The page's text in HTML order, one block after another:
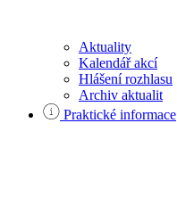
Aktuality
Kalendář akcí
Hlášení rozhlasu
Archiv aktualit
Praktické informace